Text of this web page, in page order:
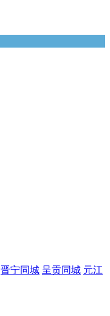
晋宁同城 呈贡同城 元江